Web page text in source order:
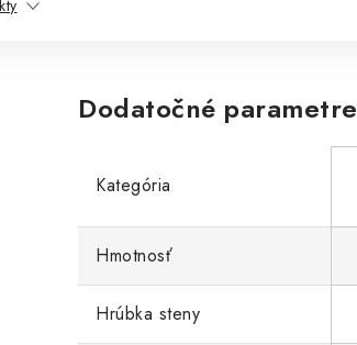
Dodatočné parametre
Kategória
Hmotnosť
Hrúbka steny